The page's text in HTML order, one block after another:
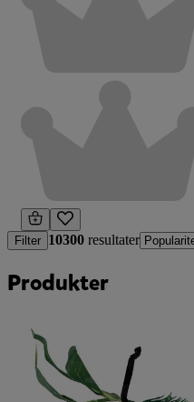
Filter 10300 resultater
Produkter